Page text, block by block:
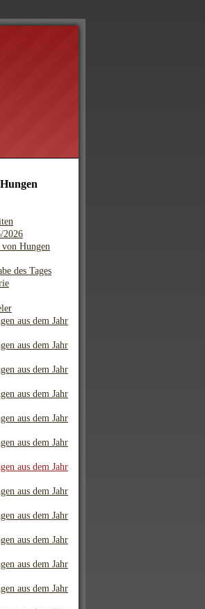
2026
Hungen
des Tages
aus dem Jahr
aus dem Jahr
aus dem Jahr
aus dem Jahr
aus dem Jahr
aus dem Jahr
aus dem Jahr
aus dem Jahr
aus dem Jahr
aus dem Jahr
aus dem Jahr
aus dem Jahr